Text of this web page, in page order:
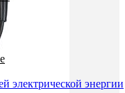
электрической энергии